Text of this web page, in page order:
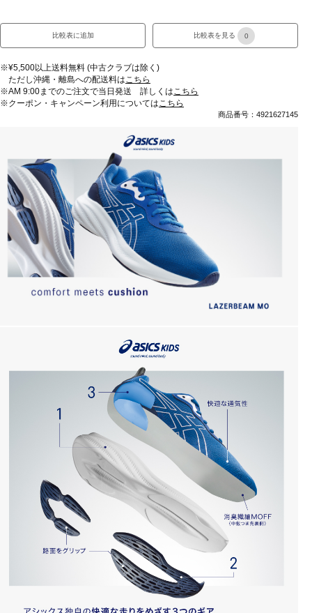
比較表に追加 比較表を見る 0
※¥5,500以上送料無料 (中古クラブは除く)
ただし沖縄・離島への配送料はこちら
※AM 9:00までのご注文で当日発送 詳しくはこちら
※クーポン・キャンペーン利用についてはこちら
商品番号：4921627145